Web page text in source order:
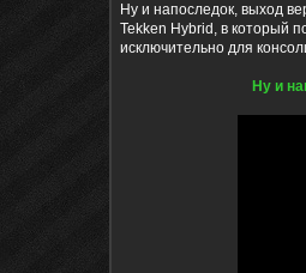
Ну и напоследок, выход
Tekken Hybrid, в который
исключительно для
Ну и